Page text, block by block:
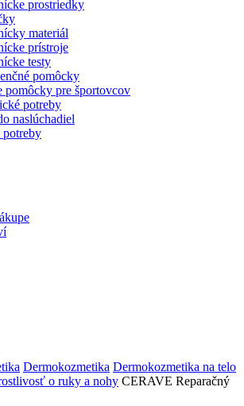
prostriedky
materiál
prístroje
testy
pomôcky
pomôcky pre športovcov
potreby
naslúchadiel
Dermokozmetika Dermokozmetika na telo
o ruky a nohy CERAVE Reparačný